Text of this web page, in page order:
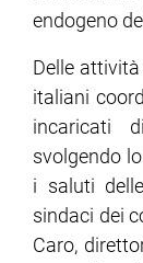
endogeno
Delle
italiani
incaricati
svolgendo
i saluti
sindaci dei
Caro,